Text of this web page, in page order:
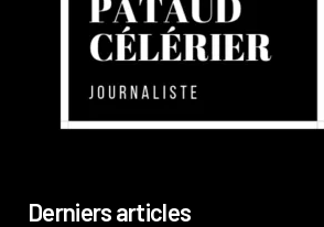
Derniers articles